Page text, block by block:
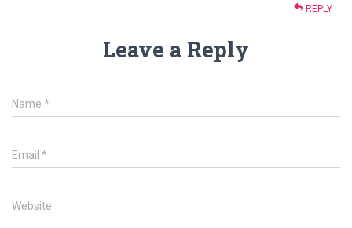
REPLY
Leave a Reply
Name *
Email *
Website